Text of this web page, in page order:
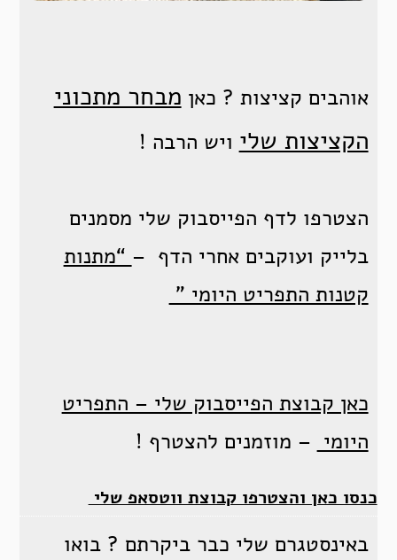
אוהבים קציצות ? כאן מבחר מתכוני
הקציצות שלי ויש הרבה !
הצטרפו לדף הפייסבוק שלי מסמנים
בלייק ועוקבים אחרי הדף – “מתנות
קטנות התפריט היומי ”
כאן קבוצת הפייסבוק שלי – התפריט
היומי – מוזמנים להצטרף !
כנסו כאן והצטרפו קבוצת ווטסאפ שלי
באינסטגרם שלי כבר ביקרתם ? בואו